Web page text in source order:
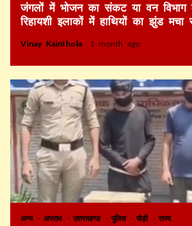
जंगलों में भोजन का संकट या वन विभाग
रिहायशी इलाकों में हाथियों का झुंड मचा
Vinay Kainthola 1 month ago
अन्य अपराध उत्तराखण्ड पुलिस पौड़ी राज्य